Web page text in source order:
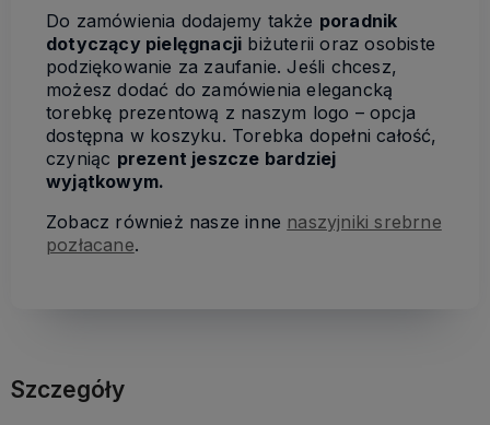
Do zamówienia dodajemy także poradnik
dotyczący pielęgnacji biżuterii oraz osobiste
podziękowanie za zaufanie. Jeśli chcesz,
możesz dodać do zamówienia elegancką
torebkę prezentową z naszym logo – opcja
dostępna w koszyku. Torebka dopełni całość,
czyniąc prezent jeszcze bardziej
wyjątkowym.
Zobacz również nasze inne naszyjniki srebrne
pozłacane.
Szczegóły